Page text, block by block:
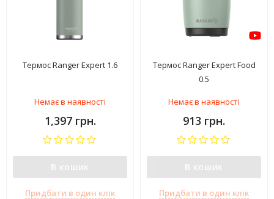
Термос Ranger Expert 1.6
Немає в наявності
1,397 грн.
В кошик
Придбати в один клік
Термос Ranger Expert Food
0.5
Немає в наявності
913 грн.
В кошик
Придбати в один клік